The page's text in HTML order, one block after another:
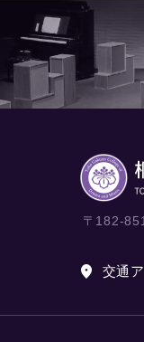
〒182-
交通